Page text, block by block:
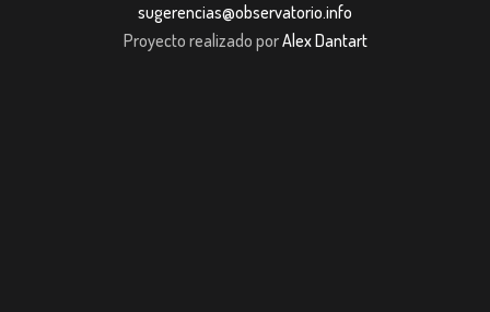
sugerencias@observatorio.info
Proyecto realizado porAlex Dantart